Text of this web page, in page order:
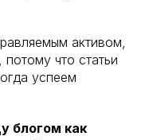
активом,
что статьи
успеем
блогом как